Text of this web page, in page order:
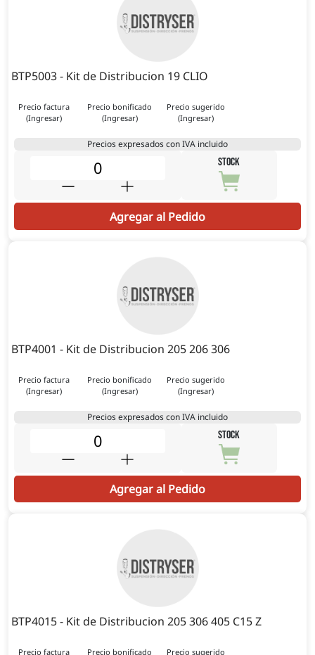
BTP5003 - Kit de Distribucion 19 CLIO
Precio factura
(Ingresar)
Precio bonificado
(Ingresar)
Precio sugerido
(Ingresar)
Precios expresados con IVA incluido
STOCK
Agregar al Pedido
BTP4001 - Kit de Distribucion 205 206 306
Precio factura
(Ingresar)
Precio bonificado
(Ingresar)
Precio sugerido
(Ingresar)
Precios expresados con IVA incluido
STOCK
Agregar al Pedido
BTP4015 - Kit de Distribucion 205 306 405 C15 Z
Precio factura Precio bonificado Precio sugerido